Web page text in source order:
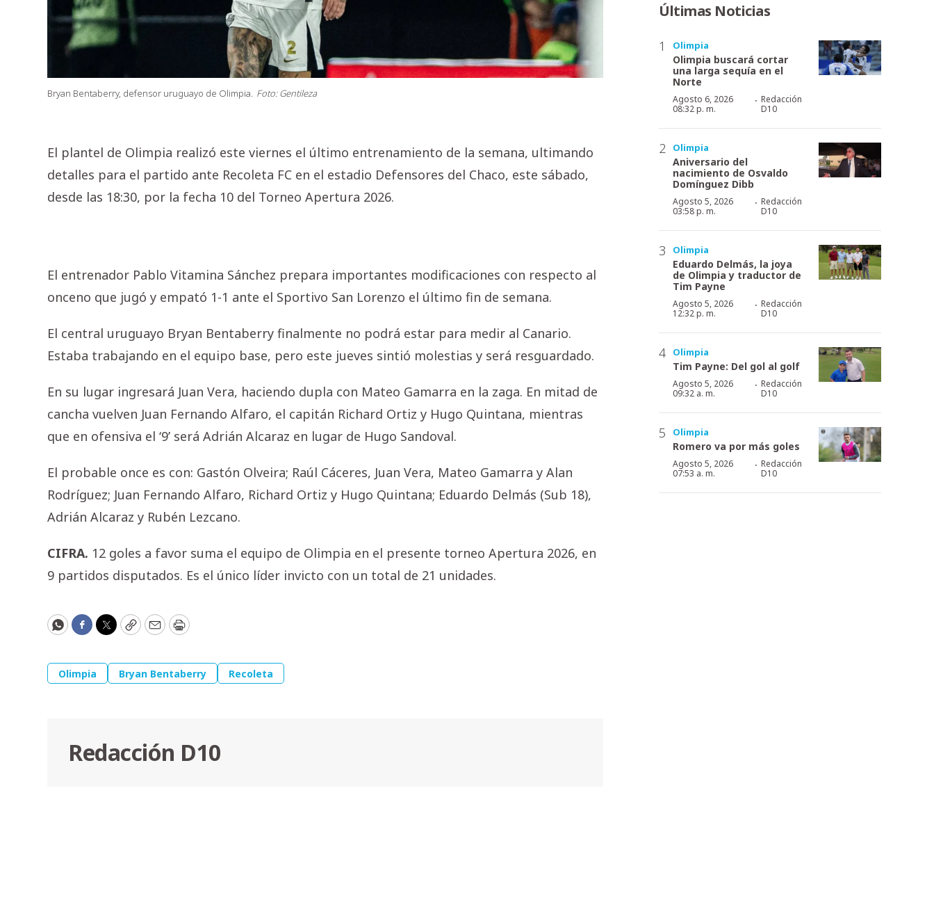
Bryan Bentaberry, defensor uruguayo de Olimpia. Foto: Gentileza
El plantel de Olimpia realizó este viernes el último entrenamiento de la semana, ultimando
detalles para el partido ante Recoleta FC en el estadio Defensores del Chaco, este sábado,
desde las 18:30, por la fecha 10 del Torneo Apertura 2026.
El entrenador Pablo Vitamina Sánchez prepara importantes modificaciones con respecto al
onceno que jugó y empató 1-1 ante el Sportivo San Lorenzo el último fin de semana.
El central uruguayo Bryan Bentaberry finalmente no podrá estar para medir al Canario.
Estaba trabajando en el equipo base, pero este jueves sintió molestias y será resguardado.
En su lugar ingresará Juan Vera, haciendo dupla con Mateo Gamarra en la zaga. En mitad de
cancha vuelven Juan Fernando Alfaro, el capitán Richard Ortiz y Hugo Quintana, mientras
que en ofensiva el ‘9’ será Adrián Alcaraz en lugar de Hugo Sandoval.
El probable once es con: Gastón Olveira; Raúl Cáceres, Juan Vera, Mateo Gamarra y Alan
Rodríguez; Juan Fernando Alfaro, Richard Ortiz y Hugo Quintana; Eduardo Delmás (Sub 18),
Adrián Alcaraz y Rubén Lezcano.
CIFRA. 12 goles a favor suma el equipo de Olimpia en el presente torneo Apertura 2026, en
9 partidos disputados. Es el único líder invicto con un total de 21 unidades.
WhatsApp
Facebook
Twitter
CopyEmailPrint
Olimpia Bryan Bentaberry Recoleta
Redacción D10
Últimas Noticias
Olimpia
Olimpia buscará cortar
una larga sequía en el
Norte
Agosto 6, 2026
08:32 p. m.
· Redacción
D10
Olimpia
Aniversario del
nacimiento de Osvaldo
Domínguez Dibb
Agosto 5, 2026
03:58 p. m.
· Redacción
D10
Olimpia
Eduardo Delmás, la joya
de Olimpia y traductor de
Tim Payne
Agosto 5, 2026
12:32 p. m.
· Redacción
D10
Olimpia
Tim Payne: Del gol al golf
Agosto 5, 2026
09:32 a. m.
· Redacción
D10
Olimpia
Romero va por más goles
Agosto 5, 2026
07:53 a. m.
· Redacción
D10